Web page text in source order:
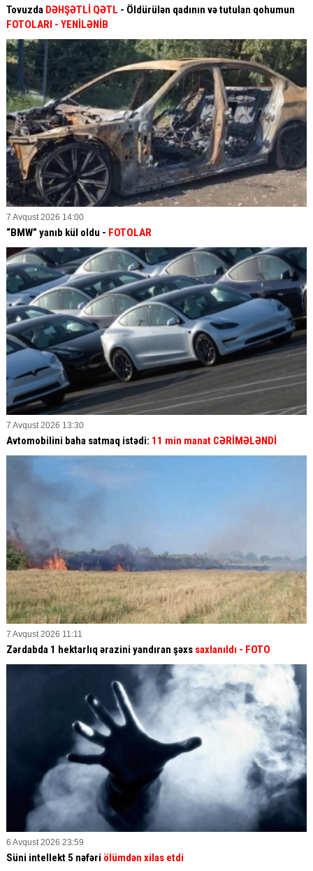
Tovuzda DƏHŞƏTLİ QƏTL - Öldürülən qadının və tutulan qohumun
FOTOLARI - YENİLƏNİB
7 Avqust 2026 14:00
“BMW” yanıb kül oldu - FOTOLAR
7 Avqust 2026 13:30
Avtomobilini baha satmaq istədi: 11 min manat CƏRİMƏLƏNDİ
7 Avqust 2026 11:11
Zərdabda 1 hektarlıq ərazini yandıran şəxs saxlanıldı - FOTO
6 Avqust 2026 23:59
Süni intellekt 5 nəfəri ölümdən xilas etdi